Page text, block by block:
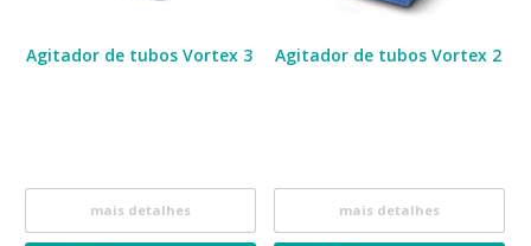
Agitador de tubos Vortex 3
mais detalhes
Agitador de tubos Vortex 2
mais detalhes